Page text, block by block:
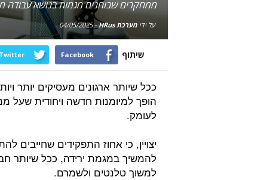
ממחקרים שבוחנים מגמות בנושא עבודה
על ידימערכת HRus -
04/05/2025
שיתוף Facebook
Twitter
ככל שיותר ארגונים מעסיקים יותר
הופך למיומנות חדשה ויחודית שעל
לעומק.
יצויין, כי אחוז התפקידים
להמשיך במגמת ירידה, ככל שיותר
למשוך טלנטים ולשמרם.